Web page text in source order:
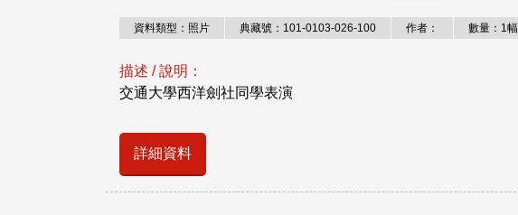
資料類型：照片 典藏號：101-0103-026-100 作者： 數量：1幅
描述 / 說明：
交通大學西洋劍社同學表演
詳細資料